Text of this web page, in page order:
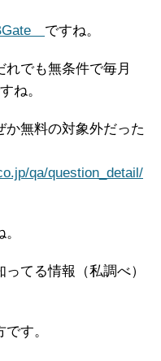
ですね。
れでも無条件で毎月
ね。
無料の対象外だった
qa/question_detail/
てる情報（私調べ）
す。